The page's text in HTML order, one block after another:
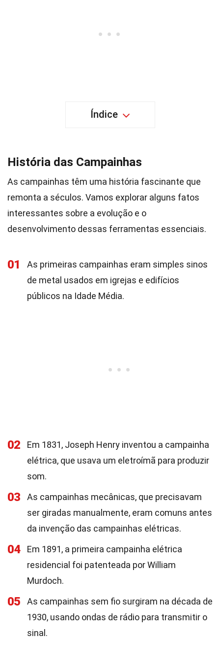
Índice
História das Campainhas
As campainhas têm uma história fascinante que
remonta a séculos. Vamos explorar alguns fatos
interessantes sobre a evolução e o
desenvolvimento dessas ferramentas essenciais.
01
As primeiras campainhas eram simples sinos
de metal usados em igrejas e edifícios
públicos na Idade Média.
02
Em 1831, Joseph Henry inventou a campainha
elétrica, que usava um eletroímã para produzir
som.
03
As campainhas mecânicas, que precisavam
ser giradas manualmente, eram comuns antes
da invenção das campainhas elétricas.
04
Em 1891, a primeira campainha elétrica
residencial foi patenteada por William
Murdoch.
05
As campainhas sem fio surgiram na década de
1930, usando ondas de rádio para transmitir o
sinal.